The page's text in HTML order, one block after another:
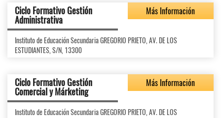
Ciclo Formativo Gestión
Administrativa
Más Información
Instituto de Educación Secundaria GREGORIO PRIETO, AV. DE LOS
ESTUDIANTES, S/N, 13300
Ciclo Formativo Gestión
Comercial y Márketing
Más Información
Instituto de Educación Secundaria GREGORIO PRIETO, AV. DE LOS